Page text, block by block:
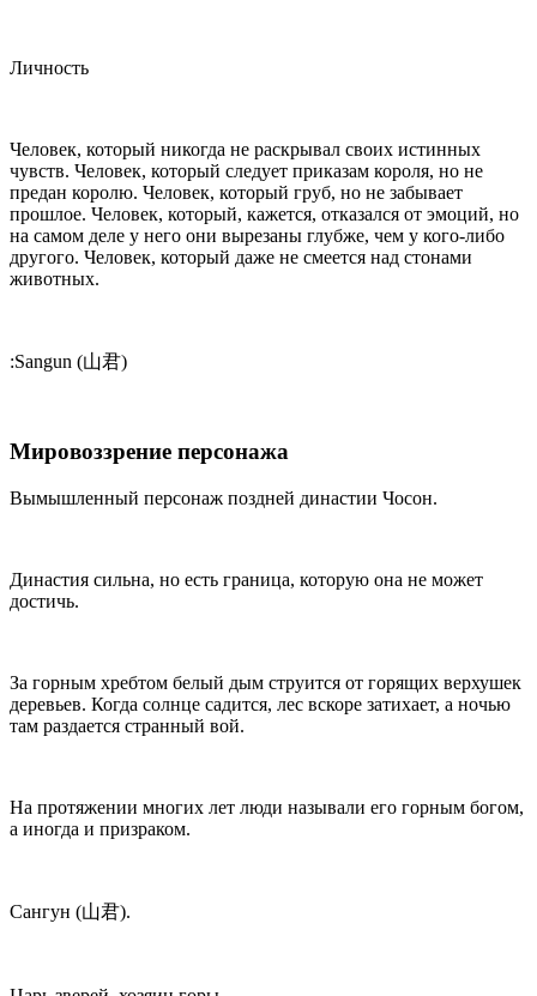
Личность
Человек, который никогда не раскрывал своих истинных
чувств. Человек, который следует приказам короля, но не
предан королю. Человек, который груб, но не забывает
прошлое. Человек, который, кажется, отказался от эмоций, но
на самом деле у него они вырезаны глубже, чем у кого-либо
другого. Человек, который даже не смеется над стонами
животных.
:Sangun (山君)
Мировоззрение персонажа
Вымышленный персонаж поздней династии Чосон.
Династия сильна, но есть граница, которую она не может
достичь.
За горным хребтом белый дым струится от горящих верхушек
деревьев. Когда солнце садится, лес вскоре затихает, а ночью
там раздается странный вой.
На протяжении многих лет люди называли его горным богом,
а иногда и призраком.
Сангун (山君).